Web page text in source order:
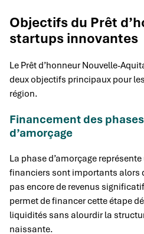
Objectifs du Prêt
startups innovantes
Le Prêt d’honneur Nouvelle-
deux objectifs principaux pour
région.
Financement des
d’amorçage
La phase d’amorçage
financiers sont importants alors
pas encore de revenus
permet de financer cette étape
liquidités sans alourdir la
naissante.